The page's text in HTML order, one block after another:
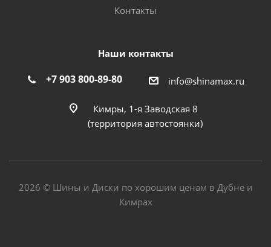
Контакты
Наши контакты
+7 903 800-89-80 info@shinamax.ru
Кимры, 1-я Заводская 8
(территория автостоянки)
2026 © Шины и Диски по хорошим ценам в Дубне и
Кимрах